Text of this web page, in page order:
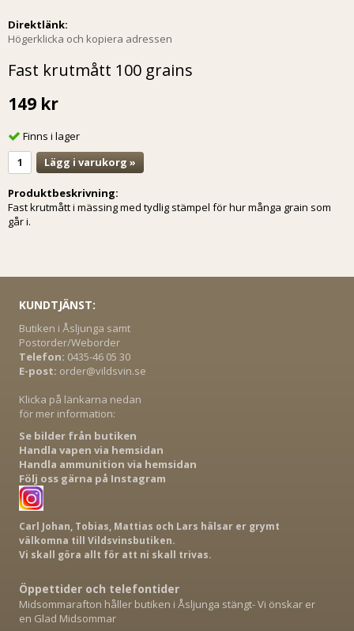
Direktlänk:
Högerklicka och kopiera adressen
Fast krutmått 100 grains
149 kr
Finns i lager
Lägg i varukorg »
Produktbeskrivning:
Fast krutmått i mässing med tydlig stämpel för hur många grain som
går i.
KUNDTJÄNST:
Butiken i Åsljunga samt
Postorder/Weborder
Telefon: 0435-46 05 30
E-post: order@vildsvin.se
Klicka på länkarna nedan
för mer information:
Se bilder från butiken
Handla vapen via hemsidan
Handla ammunition via hemsidan
Följ oss gärna på Instagram
Carl Johan, Tobias, Mattias och Lars hälsar er grymt
välkomna till Vildsvinsbutiken.
Vi skall göra allt för att ni skall trivas.
Öppettider och telefontider
Midsommarafton håller butiken i Åsljunga stängt- Vi önskar er
en Glad Midsommar